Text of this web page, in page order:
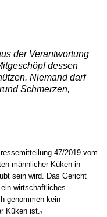
der Verantwortung
dessen
Niemand darf
Schmerzen,
47/2019 vom
männlicher Küken in
sein wird. Das Gericht
wirtschaftliches
genommen kein
Küken ist.₇